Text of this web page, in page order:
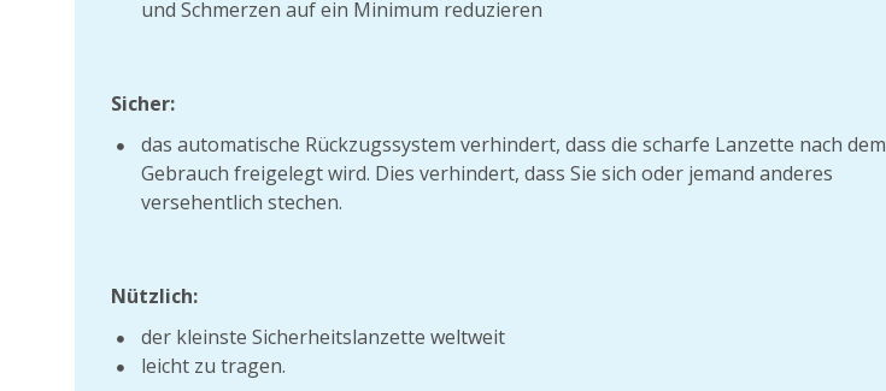
und Schmerzen auf ein Minimum reduzieren
Sicher:
das automatische Rückzugssystem verhindert, dass die scharfe Lanzette nach dem
Gebrauch freigelegt wird. Dies verhindert, dass Sie sich oder jemand anderes
versehentlich stechen.
Nützlich:
der kleinste Sicherheitslanzette weltweit
leicht zu tragen.